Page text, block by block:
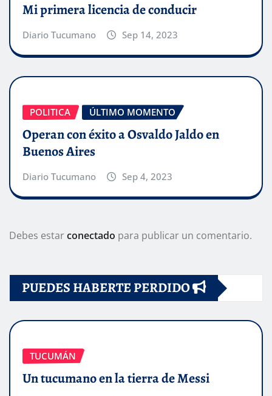
Mi primera licencia de conducir
Diario Tucumano Sep 14, 2023
POLITICA ÚLTIMO MOMENTO
Operan con éxito a Osvaldo Jaldo en
Buenos Aires
Diario Tucumano Sep 4, 2023
Debes estarconectado para publicar un comentario.
PUEDES HABERTE PERDIDO
TUCUMÁN
Un tucumano en la tierra de Messi